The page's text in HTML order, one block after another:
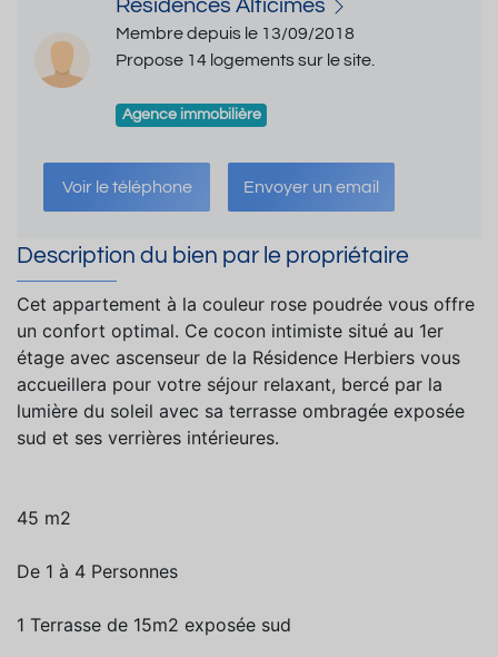
Résidences Alticîmes
Membre depuis le 13/09/2018
Propose 14 logements sur le site.
Agence immobilière
Voir le téléphone Envoyer un email
Description du bien par le propriétaire
Cet appartement à la couleur rose poudrée vous offre
un confort optimal. Ce cocon intimiste situé au 1er
étage avec ascenseur de la Résidence Herbiers vous
accueillera pour votre séjour relaxant, bercé par la
lumière du soleil avec sa terrasse ombragée exposée
sud et ses verrières intérieures.
45 m2
De 1 à 4 Personnes
1 Terrasse de 15m2 exposée sud